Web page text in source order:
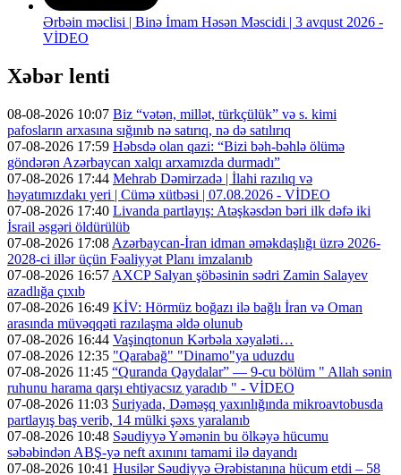
Ərbəin məclisi | Binə İmam Həsən Məscidi | 3 avqust 2026 -
VİDEO
Xəbər lenti
08-08-2026 10:07 Biz “vətən, millət, türkçülük” və s. kimi
pafosların arxasına sığınıb nə satırıq, nə də satılırıq
07-08-2026 17:59 Həbsdə olan qazi: “Bizi bəh-bəhlə ölümə
göndərən Azərbaycan xalqı arxamızda durmadı”
07-08-2026 17:44 Mehrab Dəmirzadə | İlahi razılıq və
həyatımızdakı yeri | Cümə xütbəsi | 07.08.2026 - VİDEO
07-08-2026 17:40 Livanda partlayış: Atəşkəsdən bəri ilk dəfə iki
İsrail əsgəri öldürülüb
07-08-2026 17:08 Azərbaycan-İran idman əməkdaşlığı üzrə 2026-
2028-ci illər üçün Fəaliyyət Planı imzalanıb
07-08-2026 16:57 AXCP Salyan şöbəsinin sədri Zamin Salayev
azadlığa çıxıb
07-08-2026 16:49 KİV: Hörmüz boğazı ilə bağlı İran və Oman
arasında müvəqqəti razılaşma əldə olunub
07-08-2026 16:44 Vaşinqtonun Kərbəla xəyaləti…
07-08-2026 12:35 "Qarabağ" "Dinamo"ya uduzdu
07-08-2026 11:45 “Quranda Qaydalar” — 9-cu bölüm " Allah sənin
ruhunu harama qarşı ehtiyacsız yaradıb " - VİDEO
07-08-2026 11:03 Suriyada, Dəməşq yaxınlığında mikroavtobusda
partlayış baş verib, 14 mülki şəxs yaralanıb
07-08-2026 10:48 Səudiyyə Yəmənin bu ölkəyə hücumu
səbəbindən ABŞ-yə neft axınını tamami ilə dayandı
07-08-2026 10:41 Husilər Səudiyyə Ərəbistanına hücum etdi – 58